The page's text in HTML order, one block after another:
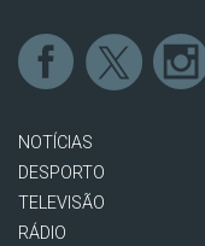
NOTÍCIAS
DESPORTO
TELEVISÃO
RÁDIO